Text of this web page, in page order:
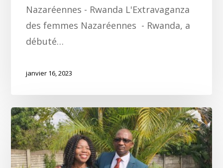
Nazaréennes - Rwanda L'Extravaganza
des femmes Nazaréennes - Rwanda, a
débuté…
janvier 16, 2023